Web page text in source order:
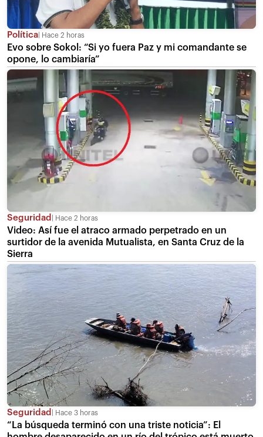
Política Hace 2 horas
Evo sobre Sokol: “Si yo fuera Paz y mi comandante se
opone, lo cambiaría”
Seguridad Hace 2 horas
Video: Así fue el atraco armado perpetrado en un
surtidor de la avenida Mutualista, en Santa Cruz de la
Sierra
Seguridad Hace 3 horas
“La búsqueda terminó con una triste noticia”: El